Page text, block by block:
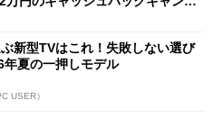
新型TVはこれ！失敗しない選び
年夏の一押しモデル
USER）